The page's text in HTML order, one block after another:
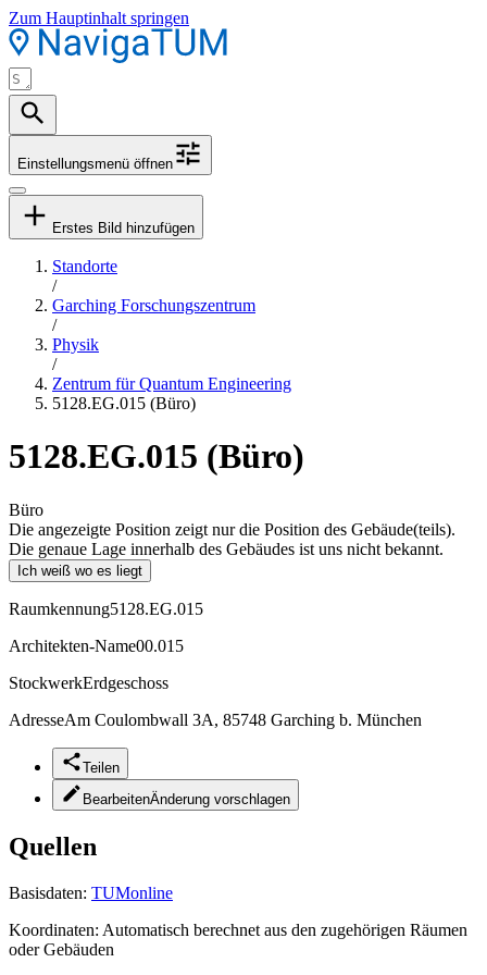
Zum Hauptinhalt springen
Einstellungsmenü öffnen
Erstes Bild hinzufügen
Standorte
/
Garching Forschungszentrum
/
Physik
/
Zentrum für Quantum Engineering
5128.EG.015 (Büro)
5128.EG.015 (Büro)
Büro
Die angezeigte Position zeigt nur die Position des Gebäude(teils).
Die genaue Lage innerhalb des Gebäudes ist uns nicht bekannt.
Ich weiß wo es liegt
Raumkennung5128.EG.015
Architekten-Name00.015
StockwerkErdgeschoss
AdresseAm Coulombwall 3A, 85748 Garching b. München
Teilen
BearbeitenÄnderung vorschlagen
Quellen
Basisdaten: TUMonline
Koordinaten: Automatisch berechnet aus den zugehörigen Räumen
oder Gebäuden